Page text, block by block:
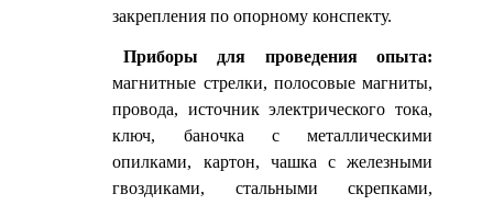
закрепления по опорному конспекту.
Приборы для проведения опыта:
магнитные стрелки, полосовые магниты,
провода, источник электрического тока,
ключ, баночка с металлическими
опилками, картон, чашка с железными
гвоздиками, стальными скрепками,